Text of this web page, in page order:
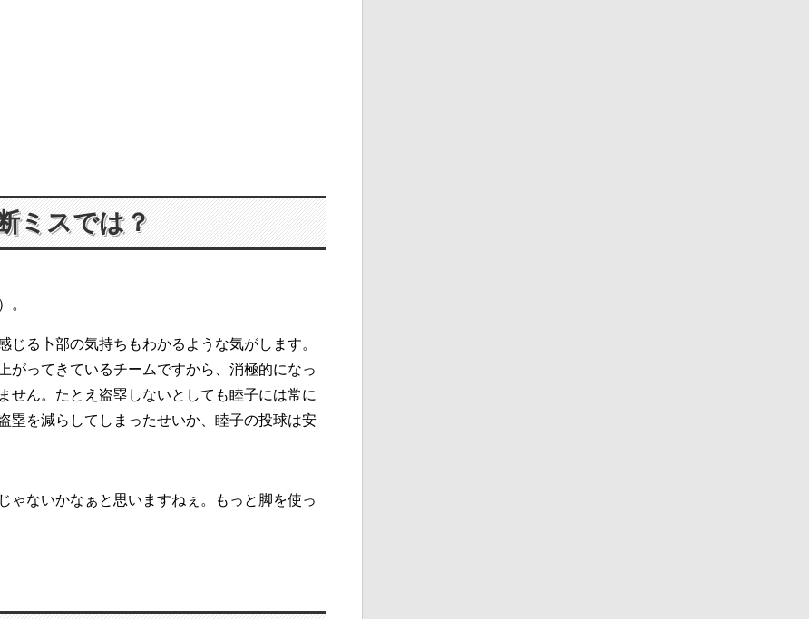
ミスでは？
。
る卜部の気持ちもわかるような気がします。
がってきているチームですから、消極的になっ
せん。たとえ盗塁しないとしても睦子には常に
塁を減らしてしまったせいか、睦子の投球は安
ゃないかなぁと思いますねぇ。もっと脚を使っ